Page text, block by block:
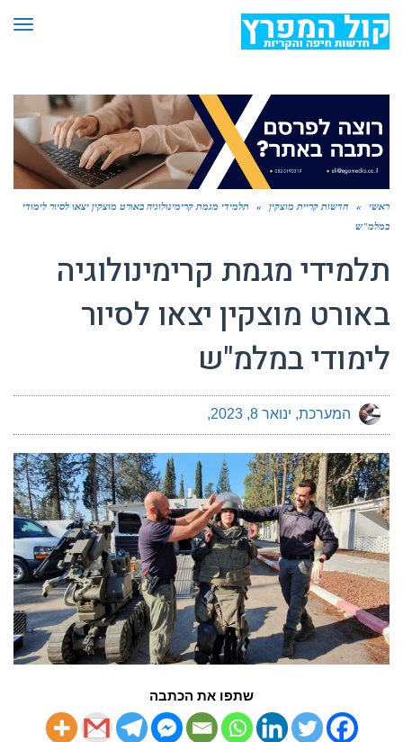
ראשי » חדשות קריית מוצקין »
תלמידי מגמת קרימינולוגיה באורט מוצקין יצאו לסיור לימודי
במלמ"ש
תלמידי מגמת קרימינולוגיה
באורט מוצקין יצאו לסיור
לימודי במלמ"ש
המערכת ינואר 8, 2023
שתפו את הכתבה